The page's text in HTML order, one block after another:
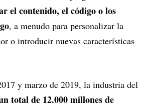
el contenido, el código o los
, a menudo para personalizar la
o introducir nuevas características
y marzo de 2019, la industria del
total de 12.000 millones de